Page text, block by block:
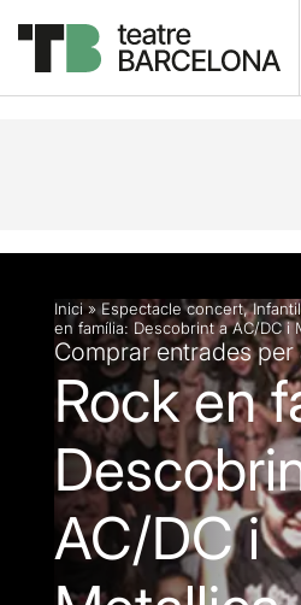
Descripció Fitxa
Inici»Espectacle concert,Infantil
en família: Descobrint a AC/DC i
Comprar entrades per
Rock en
AC/DC i